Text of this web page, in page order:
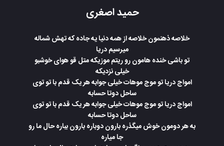
حمید اصغری
خلاصه ذهنمون خلاصه از همه دنیا یه جاده که تهش شماله
میرسیم دریا
تو باشی خنده هامون رو ریتم موزیکه متل قو هوای خوشبو
خیلی نزدیکه
امواج دریا تو موج موهات خیلی جوابه هر یک قدم با تو توی
ساحل دوتا حسابه
امواج دریا تو موج موهات خیلی جوابه هر یک قدم با تو توی
ساحل دوتا حسابه
به هر دومون خوش میگذره بارون دوباره بارون بباره حال ما رو
جا میاره